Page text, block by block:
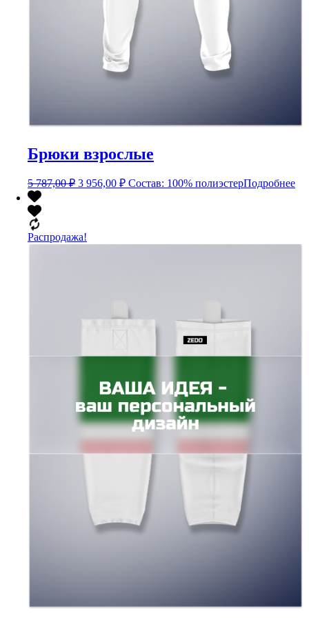
Брюки взрослые
5 787,00₽ Первоначальная
787,00 ₽.
3 956,00 ₽Текущая
Состав: 100% полиэстерПодробнее
Распродажа!